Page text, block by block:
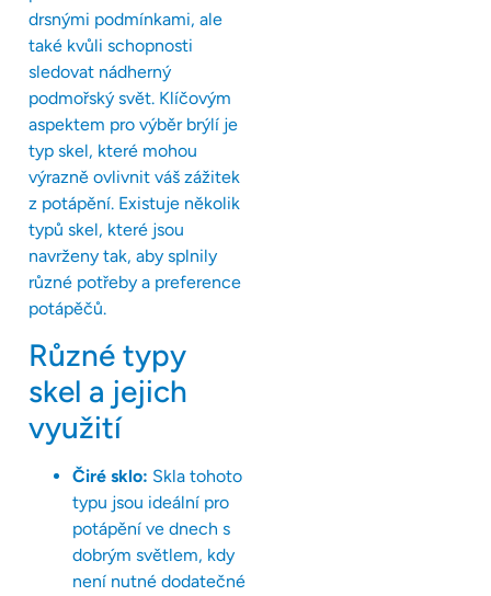
drsnými podmínkami, ale
také kvůli schopnosti
sledovat nádherný
podmořský svět. Klíčovým
aspektem pro výběr brýlí je
typ skel, které mohou
výrazně ovlivnit váš zážitek
z potápění. Existuje několik
typů skel, které jsou
navrženy tak, aby splnily
různé potřeby a preference
potápěčů.
Různé typy
skel a jejich
využití
Čiré sklo: Skla tohoto
typu jsou ideální pro
potápění ve dnech s
dobrým světlem, kdy
není nutné dodatečné